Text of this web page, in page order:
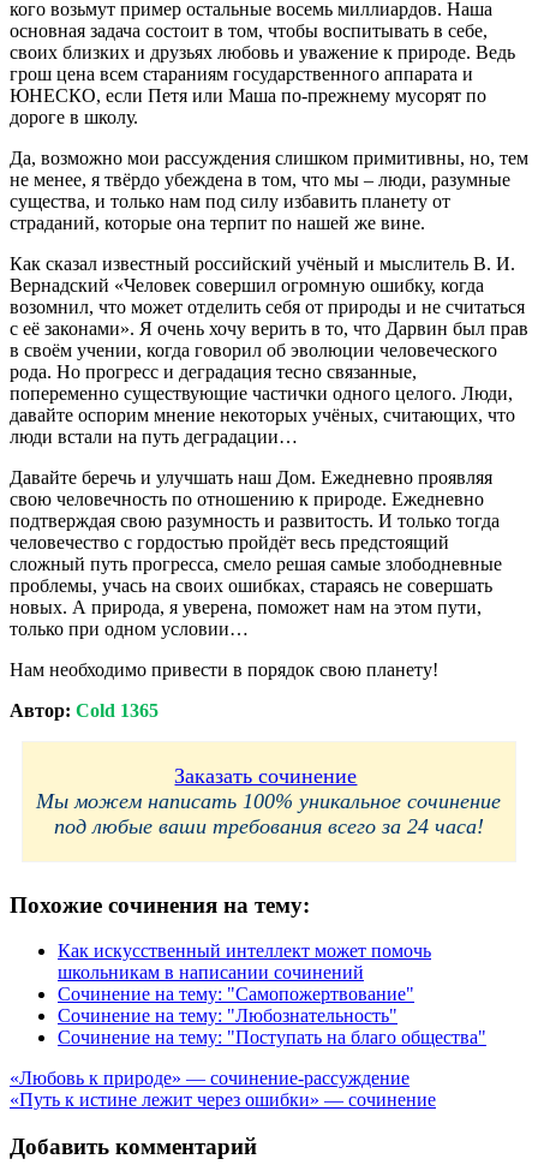
кого возьмут пример остальные восемь миллиардов. Наша
основная задача состоит в том, чтобы воспитывать в себе,
своих близких и друзьях любовь и уважение к природе. Ведь
грош цена всем стараниям государственного аппарата и
ЮНЕСКО, если Петя или Маша по-прежнему мусорят по
дороге в школу.
Да, возможно мои рассуждения слишком примитивны, но, тем
не менее, я твёрдо убеждена в том, что мы – люди, разумные
существа, и только нам под силу избавить планету от
страданий, которые она терпит по нашей же вине.
Как сказал известный российский учёный и мыслитель В. И.
Вернадский «Человек совершил огромную ошибку, когда
возомнил, что может отделить себя от природы и не считаться
с её законами». Я очень хочу верить в то, что Дарвин был прав
в своём учении, когда говорил об эволюции человеческого
рода. Но прогресс и деградация тесно связанные,
попеременно существующие частички одного целого. Люди,
давайте оспорим мнение некоторых учёных, считающих, что
люди встали на путь деградации…
Давайте беречь и улучшать наш Дом. Ежедневно проявляя
свою человечность по отношению к природе. Ежедневно
подтверждая свою разумность и развитость. И только тогда
человечество с гордостью пройдёт весь предстоящий
сложный путь прогресса, смело решая самые злободневные
проблемы, учась на своих ошибках, стараясь не совершать
новых. А природа, я уверена, поможет нам на этом пути,
только при одном условии…
Нам необходимо привести в порядок свою планету!
Автор: Cold 1365
Заказать сочинение
Мы можем написать 100% уникальное сочинение
под любые ваши требования всего за 24 часа!
Похожие сочинения на тему:
Как искусственный интеллект может помочь
школьникам в написании сочинений
Сочинение на тему: "Самопожертвование"
Сочинение на тему: "Любознательность"
Сочинение на тему: "Поступать на благо общества"
Навигация
по
записям
«Любовь к природе» — сочинение-рассуждение
«Путь к истине лежит через ошибки» — сочинение
Добавить комментарий